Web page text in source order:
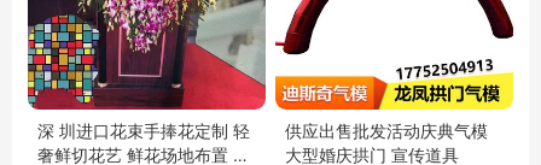
深 圳进口花束手捧花定制 轻
奢鲜切花艺 鲜花场地布置 南
供应出售批发活动庆典气模
大型婚庆拱门 宣传道具